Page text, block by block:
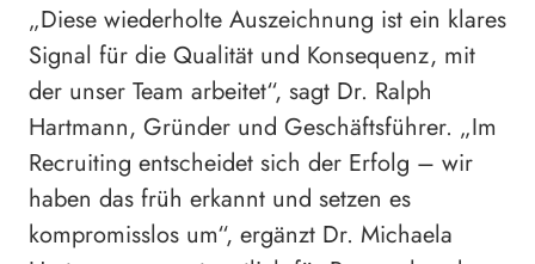
„Diese wiederholte Auszeichnung ist ein klares
Signal für die Qualität und Konsequenz, mit
der unser Team arbeitet“, sagt Dr. Ralph
Hartmann, Gründer und Geschäftsführer. „Im
Recruiting entscheidet sich der Erfolg – wir
haben das früh erkannt und setzen es
kompromisslos um“, ergänzt Dr. Michaela